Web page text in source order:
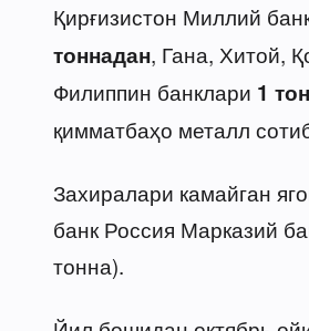
Қирғизистон Миллий
тоннадан, Гана, Хитой,
Филиппин банклари 1
қимматбаҳо металл
Захиралари камайган
банк Россия Марказий
тонна).